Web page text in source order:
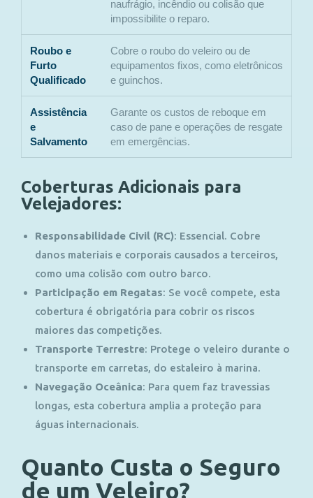
naufrágio, incêndio ou colisão que
impossibilite o reparo.
Roubo e
Furto
Qualificado
Cobre o roubo do veleiro ou de
equipamentos fixos, como eletrônicos
e guinchos.
Assistência
e
Salvamento
Garante os custos de reboque em
caso de pane e operações de resgate
em emergências.
Coberturas Adicionais para
Velejadores:
Responsabilidade Civil (RC): Essencial. Cobre
danos materiais e corporais causados a terceiros,
como uma colisão com outro barco.
Participação em Regatas: Se você compete, esta
cobertura é obrigatória para cobrir os riscos
maiores das competições.
Transporte Terrestre: Protege o veleiro durante o
transporte em carretas, do estaleiro à marina.
Navegação Oceânica: Para quem faz travessias
longas, esta cobertura amplia a proteção para
águas internacionais.
Quanto Custa o Seguro
de um Veleiro?